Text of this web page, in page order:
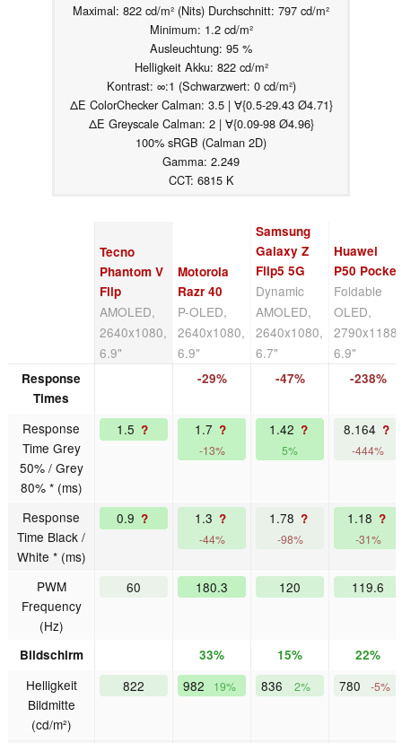
Maximal: 822 cd/m² (Nits) Durchschnitt: 797 cd/m²
Minimum: 1.2 cd/m²
Ausleuchtung: 95 %
Helligkeit Akku: 822 cd/m²
Kontrast: ∞:1 (Schwarzwert: 0 cd/m²)
ΔE ColorChecker Calman: 3.5 | ∀{0.5-29.43 Ø4.71}
ΔE Greyscale Calman: 2 | ∀{0.09-98 Ø4.96}
100% sRGB (Calman 2D)
Gamma: 2.249
CCT: 6815 K
Tecno
Phantom V
Flip
AMOLED,
2640x1080,
6.9"
Motorola
Razr 40
P-OLED,
2640x1080,
6.9"
Samsung
Galaxy Z
Flip5 5G
Dynamic
AMOLED,
2640x1080,
6.7"
Huawei
P50 Pocket
Foldable
OLED,
2790x1188,
6.9"
Response
Times
-29% -47% -238%
Response
Time Grey
50% / Grey
80% * (ms)
1.5 ? 1.7 ?
-13%
1.42 ?
5%
8.164 ?
-444%
Response
Time Black /
White * (ms)
0.9 ? 1.3 ?
-44%
1.78 ?
-98%
1.18 ?
-31%
PWM
Frequency
(Hz)
60 180.3 120 119.6
Bildschirm 33% 15% 22%
Helligkeit
Bildmitte
(cd/m²)
822 982 19% 836 2% 780 -5%